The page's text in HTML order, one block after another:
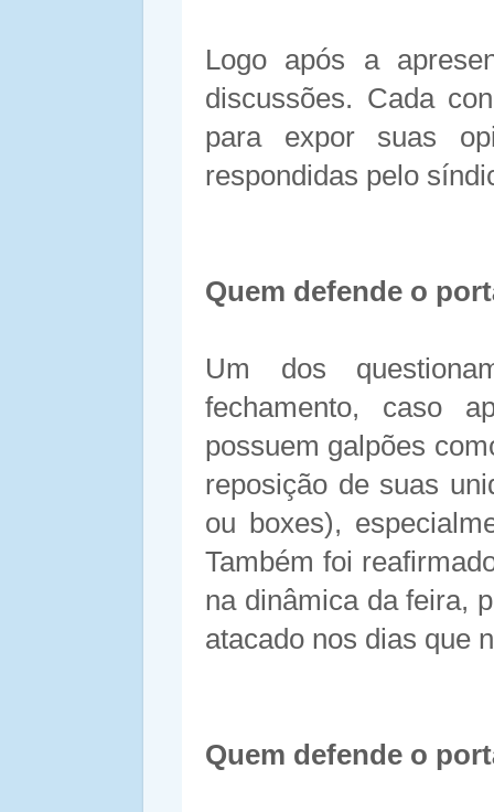
Logo após a
discussões. Cada
para expor suas
respondidas pelo
Quem defende o
Um dos
fechamento, caso
possuem galpões
reposição de suas
ou boxes),
Também foi
na dinâmica da feira,
atacado nos dias que
Quem defende o